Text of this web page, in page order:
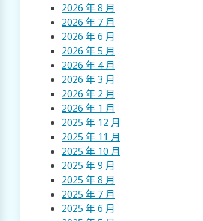
2026 年 8 月
2026 年 7 月
2026 年 6 月
2026 年 5 月
2026 年 4 月
2026 年 3 月
2026 年 2 月
2026 年 1 月
2025 年 12 月
2025 年 11 月
2025 年 10 月
2025 年 9 月
2025 年 8 月
2025 年 7 月
2025 年 6 月